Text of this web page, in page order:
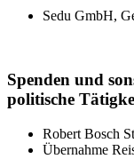
Sedu GmbH,
Spenden und
politische
Robert Bosch
Übernahme